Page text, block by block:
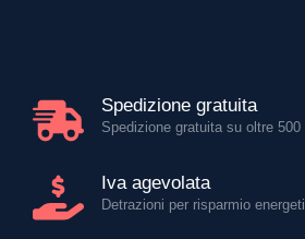
Spedizione gratuita
Spedizione gratuita su oltre 500
Iva agevolata
Detrazioni per risparmio